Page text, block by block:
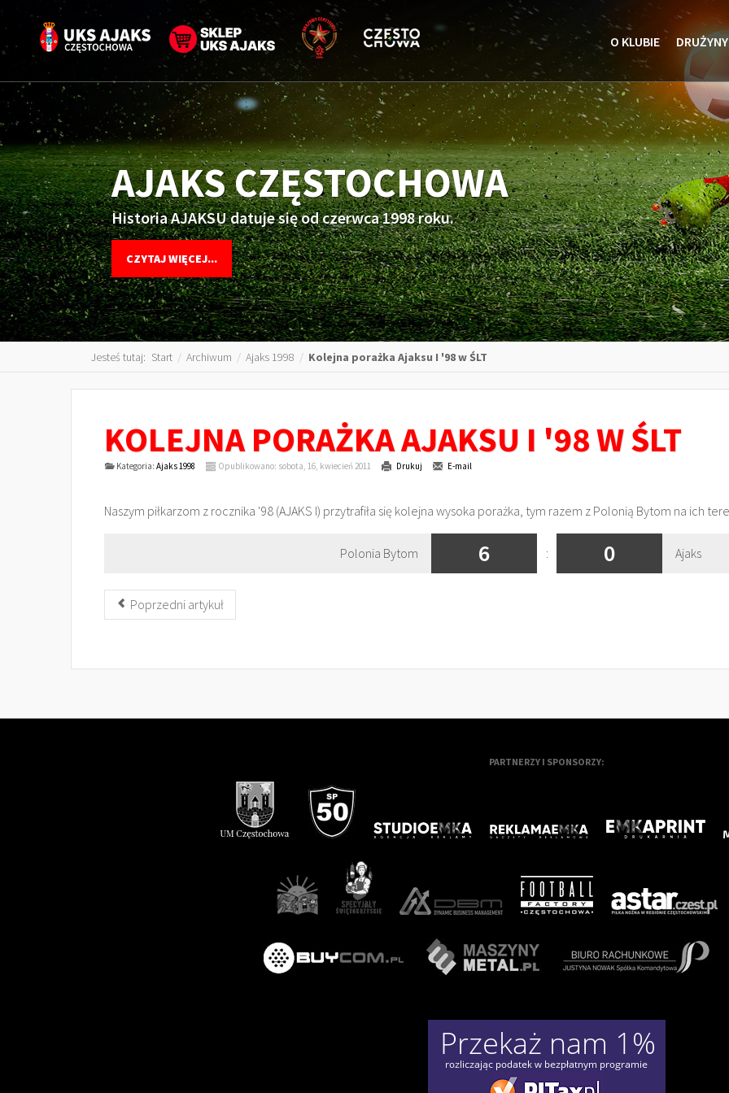
O KLUBIE DRUŻYNY
AJAKS CZĘSTOCHOWA
Historia AJAKSU datuje się od czerwca 1998 roku.
CZYTAJ WIĘCEJ...
Jesteś tutaj: Start / Archiwum / Ajaks 1998 / Kolejna porażka Ajaksu I '98 w ŚLT
KOLEJNA PORAŻKA AJAKSU I '98 W ŚLT
Kategoria: Ajaks 1998 Opublikowano: sobota, 16, kwiecień 2011 Drukuj E-mail
Naszym piłkarzom z rocznika '98 (AJAKS I) przytrafiła się kolejna wysoka porażka, tym razem z Polonią Bytom na ich
Polonia Bytom 6 : 0 Ajaks
Poprzedni artykuł
PARTNERZY I SPONSORZY: